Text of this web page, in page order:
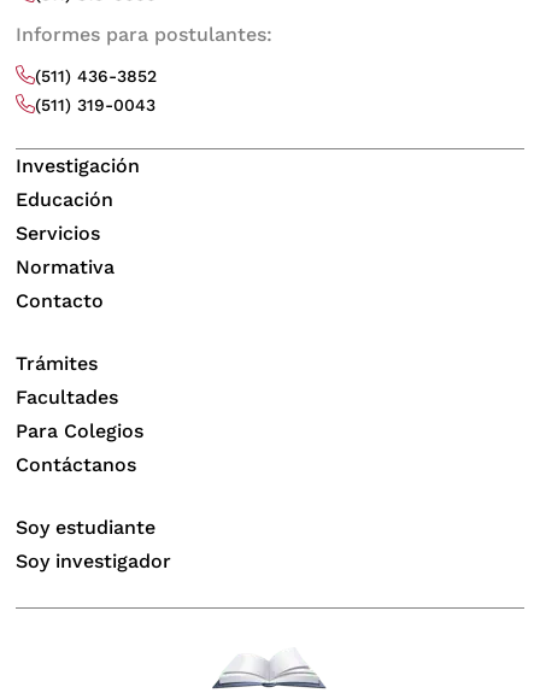
Informes para postulantes:
(511) 436-3852
(511) 319-0043
Investigación
Educación
Servicios
Normativa
Contacto
Trámites
Facultades
Para Colegios
Contáctanos
Soy estudiante
Soy investigador